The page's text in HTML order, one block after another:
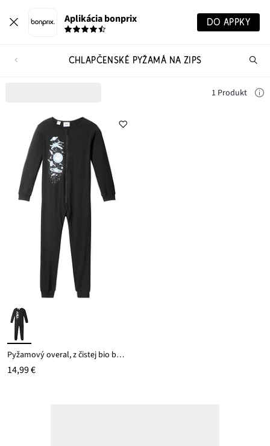
Aplikácia bonprix DO APPKY
CHLAPČENSKÉ PYŽAMÁ NA ZIPS
1 Produkt
Pyžamový overal, z čistej bio bavlny
14,99 €